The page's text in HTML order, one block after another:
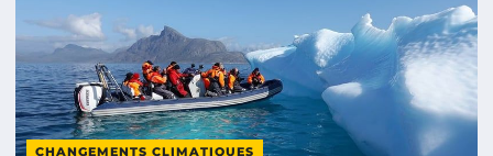
CHANGEMENTS CLIMATIQUES